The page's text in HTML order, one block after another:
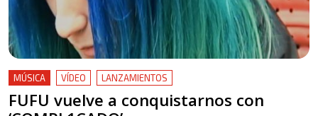
MÚSICA VÍDEO LANZAMIENTOS
FUFU vuelve a conquistarnos con